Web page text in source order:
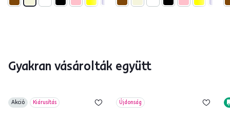
Gyakran vásárolták együtt
Akció Kiárusítás Újdonság